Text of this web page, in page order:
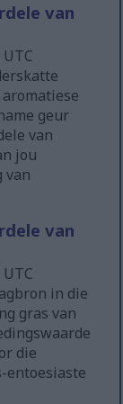
van
geur
van
jou
van
van
in die
gras van
die
entoesiaste